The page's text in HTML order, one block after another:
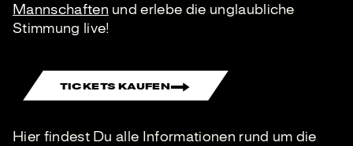
Mannschaften und erlebe die unglaubliche
Stimmung live!
TICKETS KAUFEN
Hier findest Du alle Informationen rund um die